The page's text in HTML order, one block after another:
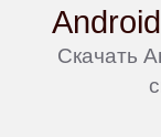
Скачать